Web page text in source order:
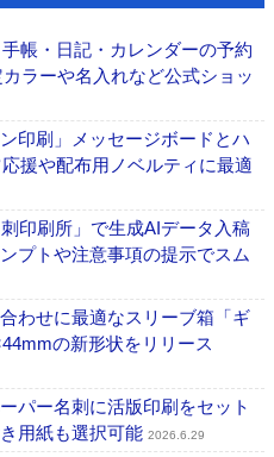
帳・日記・カレンダーの予約
ラーや名入れなど公式ショッ
印刷」メッセージボードとハ
援や配布用ノベルティに最適
印刷所」で生成AIデータ入稿
プトや注意事項の提示でスム
わせに最適なスリーブ箱「ギ
の新形状をリリース
パー名刺に活版印刷をセット
用紙も選択可能 2026.6.29